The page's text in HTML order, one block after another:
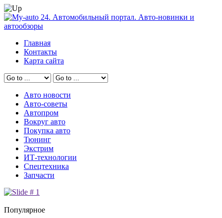
Главная
Контакты
Карта сайта
Авто новости
Авто-советы
Автопром
Вокруг авто
Покупка авто
Тюнинг
Экстрим
ИТ-технологии
Спецтехника
Запчасти
Популярное